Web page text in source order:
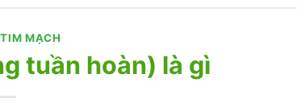
MẠCH
tuần hoàn) là gì